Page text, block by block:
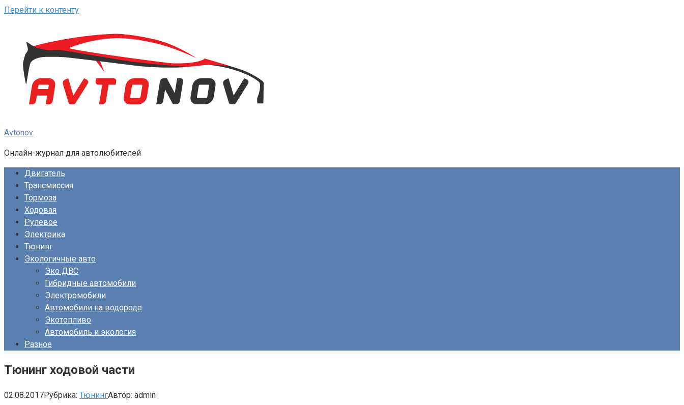
Перейти к контенту
Avtonov
Онлайн-журнал для автолюбителей
Двигатель
Трансмиссия
Тормоза
Ходовая
Рулевое
Электрика
Тюнинг
Экологичные авто
Эко ДВС
Гибридные автомобили
Электромобили
Автомобили на водороде
Экотопливо
Автомобиль и экология
Разное
Тюнинг ходовой части
02.08.2017Рубрика: ТюнингАвтор: admin